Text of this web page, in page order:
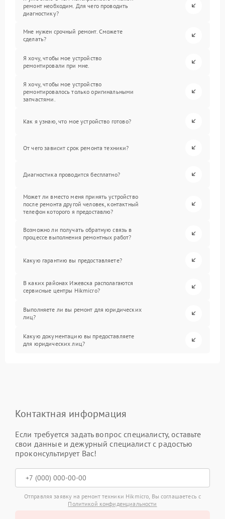
ремонт необходим. Для чего проводить
диагностику?
Мне нужен срочный ремонт. Сможете
сделать?
Я хочу, чтобы мое устройство
ремонтировали при мне.
Я хочу, чтобы мое устройство
ремонтировалось только оригинальными
запчастями.
Как я узнаю, что мое устройство готово?
От чего зависит срок ремонта техники?
Диагностика проводится бесплатно?
Может ли вместо меня принять устройство
после ремонта другой человек, контактный
телефон которого я предоставлю?
Возможно ли получать обратную связь в
процессе выполнения ремонтных работ?
Какую гарантию вы предоставляете?
В каких районах Ижевска располагаются
сервисные центры Hikmicro?
Выполняете ли вы ремонт для юридических
лиц?
Какую документацию вы предоставляете
для юридических лиц?
Контактная информация
Если требуется задать вопрос специалисту, оставьте
свои данные и дежурный специалист с радостью
проконсультирует Вас!
Отправляя заявку на ремонт техники Hikmicro, Вы соглашаетесь с
Политикой конфиденциальности